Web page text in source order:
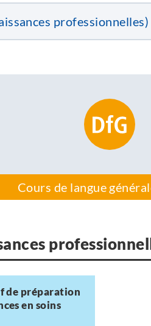
professionnelles)
Cours de langue
de préparation
en soins